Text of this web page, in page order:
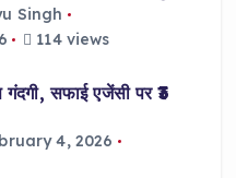
Singh
114 views
सफाई एजेंसी पर ₹3
4, 2026